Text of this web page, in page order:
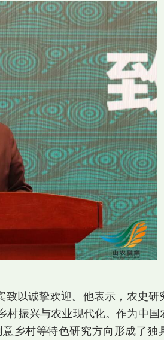
以诚挚欢迎。他表示，农史研
振兴与农业现代化。作为中国
乡村等特色研究方向形成了独